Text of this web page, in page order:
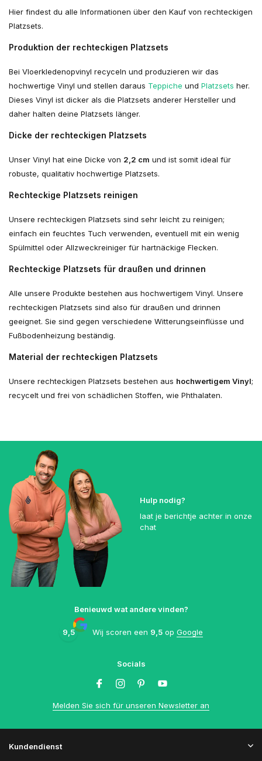
Hier findest du alle Informationen über den Kauf von rechteckigen
Platzsets.
Produktion der rechteckigen Platzsets
Bei Vloerkledenopvinyl recyceln und produzieren wir das
hochwertige Vinyl und stellen daraus Teppiche und Platzsets her.
Dieses Vinyl ist dicker als die Platzsets anderer Hersteller und
daher halten deine Platzsets länger.
Dicke der rechteckigen Platzsets
Unser Vinyl hat eine Dicke von 2,2 cm und ist somit ideal für
robuste, qualitativ hochwertige Platzsets.
Rechteckige Platzsets reinigen
Unsere rechteckigen Platzsets sind sehr leicht zu reinigen;
einfach ein feuchtes Tuch verwenden, eventuell mit ein wenig
Spülmittel oder Allzweckreiniger für hartnäckige Flecken.
Rechteckige Platzsets für draußen und drinnen
Alle unsere Produkte bestehen aus hochwertigem Vinyl. Unsere
rechteckigen Platzsets sind also für draußen und drinnen
geeignet. Sie sind gegen verschiedene Witterungseinflüsse und
Fußbodenheizung beständig.
Material der rechteckigen Platzsets
Unsere rechteckigen Platzsets bestehen aus hochwertigem Vinyl;
recycelt und frei von schädlichen Stoffen, wie Phthalaten.
Hulp nodig?
laat je berichtje achter in onze
chat
Benieuwd wat andere vinden?
9,5 Wij scoren een 9,5 op Google
Socials
Melden Sie sich für unseren Newsletter an
Kundendienst